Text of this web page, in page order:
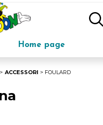
Home page
Abbigliamento
ACCESSORI FOULARD